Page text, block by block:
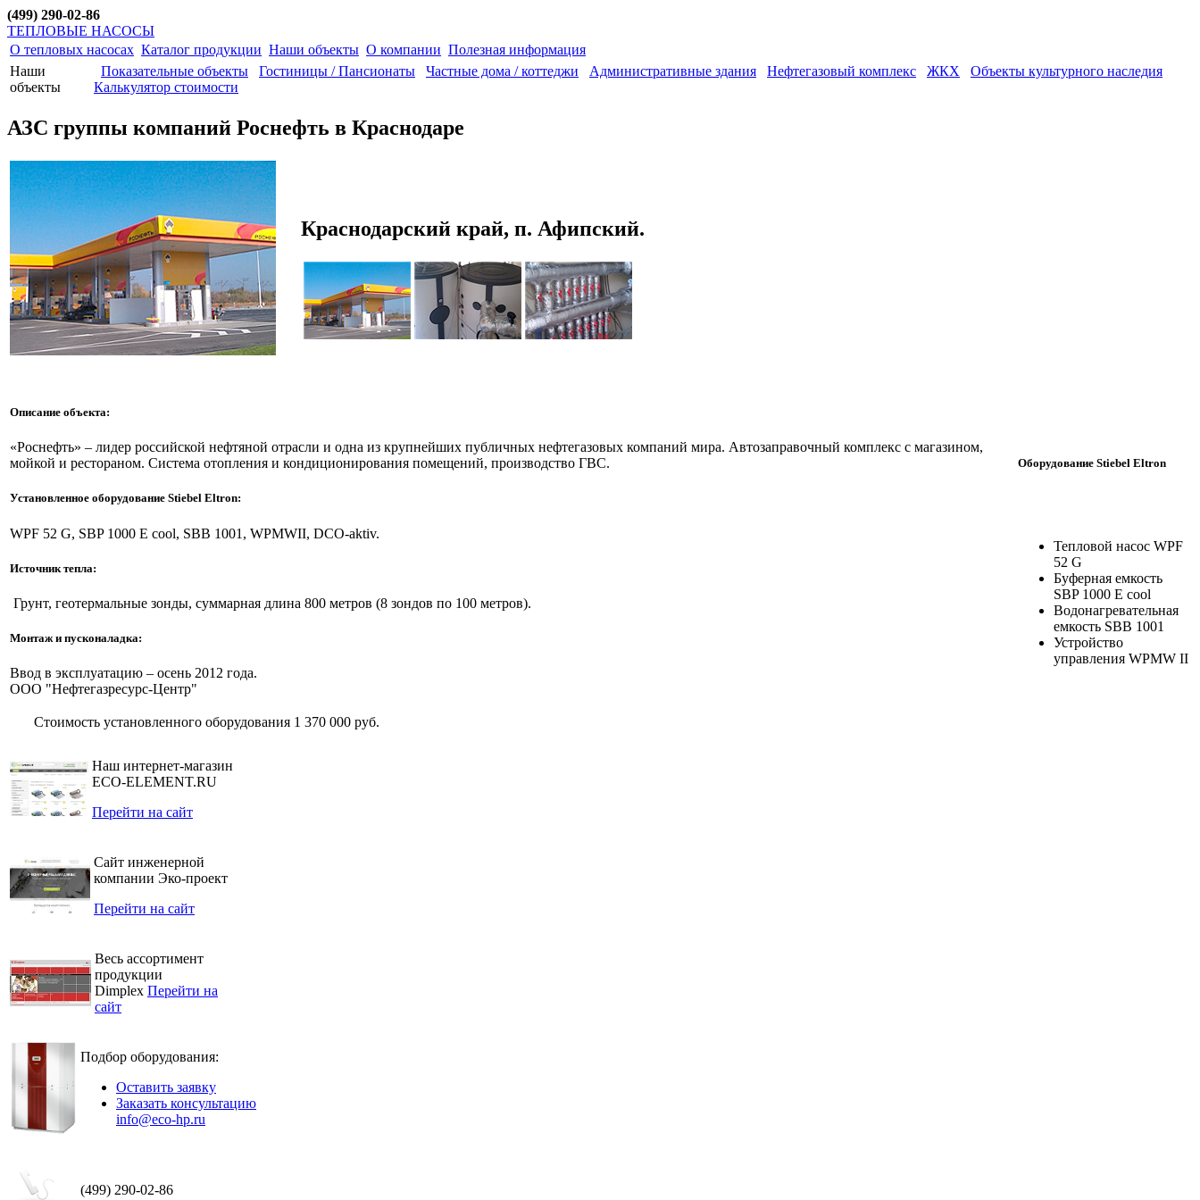
(499) 290-02-86
ТЕПЛОВЫЕ НАСОСЫ
О тепловых насосах Каталог продукции Наши объекты О компании Полезная информация
Наши
объекты
Показательные объекты Гостиницы / Пансионаты Частные дома / коттеджи Административные здания Нефтегазовый комплекс ЖКХ
Объекты культурного наследия
Калькулятор стоимости
АЗС группы компаний Роснефть в Краснодаре
Краснодарский край, п. Афипский.
Описание объекта:
«Роснефть» – лидер российской нефтяной отрасли и одна из крупнейших публичных нефтегазовых компаний мира. Автозаправочный комплекс с магазином,
мойкой и рестораном. Система отопления и кондиционирования помещений, производство ГВС.
Установленное оборудование Stiebel Eltron:
WPF 52 G, SBP 1000 E cool, SBB 1001, WPMWII, DCO-aktiv.
Источник тепла:
Грунт, геотермальные зонды, суммарная длина 800 метров (8 зондов по 100 метров).
Монтаж и пусконаладка:
Ввод в эксплуатацию – осень 2012 года.
ООО "Нефтегазресурс-Центр"
Стоимость установленного оборудования 1 370 000 руб.
Оборудование Stiebel Eltron
Тепловой насос WPF
52 G
Буферная емкость
SBP 1000 E cool
Водонагревательная
емкость SBB 1001
Устройство
управления WPMW II
Наш интернет-магазин
ECO-ELEMENT.RU
Перейти на сайт
Сайт инженерной
компании Эко-проект
Перейти на сайт
Весь ассортимент
продукции
Dimplex Перейти на
сайт
Подбор оборудования:
Оставить заявку
Заказать консультацию
info@eco-hp.ru
(499) 290-02-86